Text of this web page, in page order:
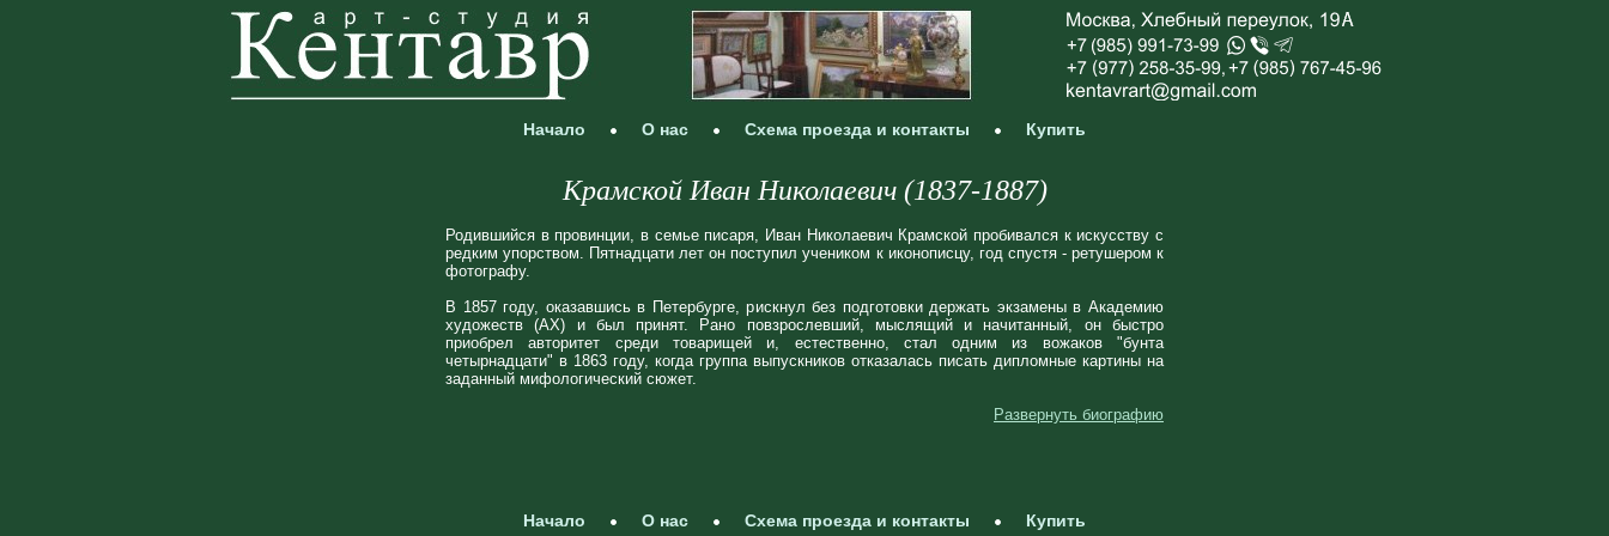
Начало О нас Схема проезда и контакты Купить
Крамской Иван Николаевич (1837‑1887)
Родившийся в провинции, в семье писаря, Иван Николаевич Крамской пробивался к искусству с
редким упорством. Пятнадцати лет он поступил учеником к иконописцу, год спустя - ретушером к
фотографу.
В 1857 году, оказавшись в Петербурге, рискнул без подготовки держать экзамены в Академию
художеств (АХ) и был принят. Рано повзрослевший, мыслящий и начитанный, он быстро
приобрел авторитет среди товарищей и, естественно, стал одним из вожаков "бунта
четырнадцати" в 1863 году, когда группа выпускников отказалась писать дипломные картины на
заданный мифологический сюжет.
Развернуть биографию
Начало О нас Схема проезда и контакты Купить